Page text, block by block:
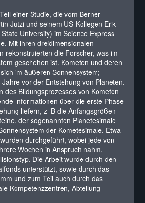
einer Studie, die vom Berner
Jutzi und seinem US-Kollegen Erik
University) im Science Express
Mit ihren dreidimensionalen
rekonstruierten die Forscher, was im
geschehen ist. Kometen und deren
im äußeren Sonnensystem;
vor der Entstehung von Planeten.
des Bildungsprozesses von Kometen
Informationen über die erste Phase
liefern, z. B die Anfangsgrößen
der sogenannten Planetesimale
der Kometesimale. Etwa
durchgeführt, wobei jede von
Wochen in Anspruch nahm,
Die Arbeit wurde durch den
unterstützt, sowie durch das
und zum Teil auch durch das
Kompetenzzentren, Abteilung